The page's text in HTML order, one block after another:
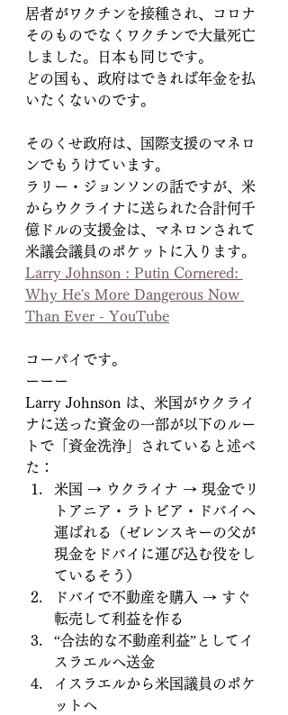
居者がワクチンを接種され、コロナ
そのものでなくワクチンで大量死亡
しました。日本も同じです。
どの国も、政府はできれば年金を払
いたくないのです。
そのくせ政府は、国際支援のマネロ
ンでもうけています。
ラリー・ジョンソンの話ですが、米
からウクライナに送られた合計何千
億ドルの支援金は、マネロンされて
米議会議員のポケットに入ります。
Larry Johnson : Putin Cornered:
Why He's More Dangerous Now
Than Ever - YouTube
コーパイです。
ーーー
Larry Johnson は、米国がウクライ
ナに送った資金の一部が以下のルー
トで「資金洗浄」されていると述べ
た：
米国 → ウクライナ → 現金でリ
トアニア・ラトビア・ドバイへ
運ばれる（ゼレンスキーの父が
現金をドバイに運び込む役をし
ているそう）
ドバイで不動産を購入 → すぐ
転売して利益を作る
“合法的な不動産利益”としてイ
スラエルへ送金
イスラエルから米国議員のポケ
ットへ